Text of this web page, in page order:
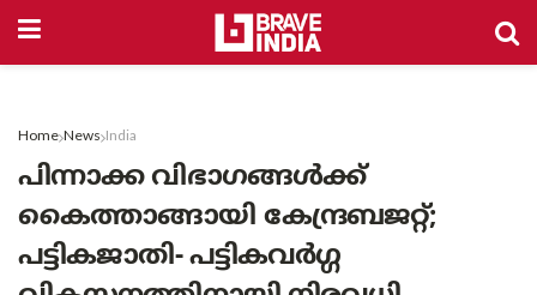
Home News India
പിന്നാക്ക വിഭാഗങ്ങൾക്ക്
കൈത്താങ്ങായി കേന്ദ്രബജറ്റ്;
പട്ടികജാതി- പട്ടികവർഗ്ഗ